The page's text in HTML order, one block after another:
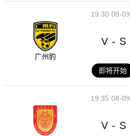
08-09
19:30
广州豹
V - S
即将开始
08-09
19:35
V - S